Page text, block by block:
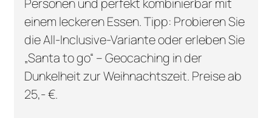
Personen und perfekt kombinierbar mit
einem leckeren Essen. Tipp: Probieren Sie
die All-Inclusive-Variante oder erleben Sie
„Santa to go“ – Geocaching in der
Dunkelheit zur Weihnachtszeit. Preise ab
25,- €.